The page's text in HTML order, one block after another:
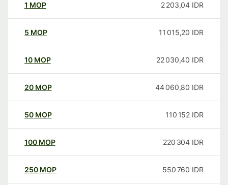
1 MOP 2 203,04 IDR
5 MOP 11 015,20 IDR
10 MOP 22 030,40 IDR
20 MOP 44 060,80 IDR
50 MOP 110 152 IDR
100 MOP 220 304 IDR
250 MOP 550 760 IDR